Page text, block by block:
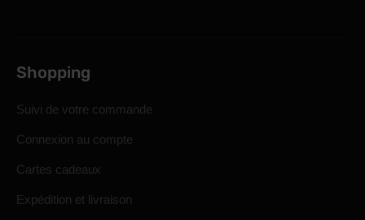
Shopping
Suivi de votre commande
Connexion au compte
Cartes cadeaux
Expédition et livraison